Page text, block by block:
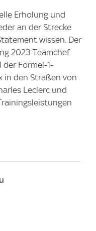
Erholung und
an der Strecke
wissen. Der
2023 Teamchef
Formel-1-
in den Straßen von
Leclerc und